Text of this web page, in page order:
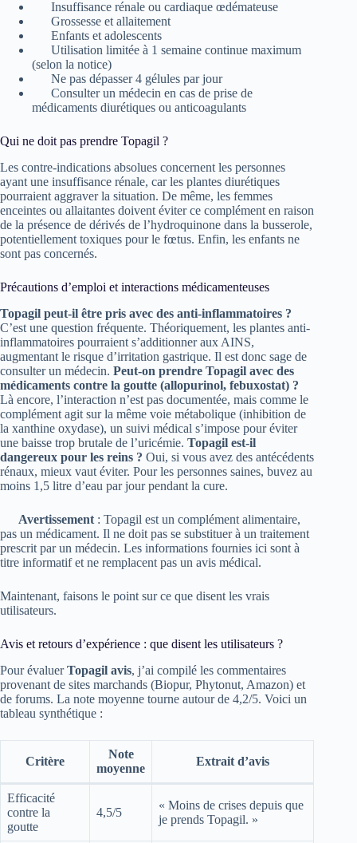
Insuffisance rénale ou cardiaque œdémateuse
Grossesse et allaitement
Enfants et adolescents
Utilisation limitée à 1 semaine continue maximum
(selon la notice)
Ne pas dépasser 4 gélules par jour
Consulter un médecin en cas de prise de
médicaments diurétiques ou anticoagulants
Qui ne doit pas prendre Topagil ?
Les contre-indications absolues concernent les personnes
ayant une insuffisance rénale, car les plantes diurétiques
pourraient aggraver la situation. De même, les femmes
enceintes ou allaitantes doivent éviter ce complément en raison
de la présence de dérivés de l’hydroquinone dans la busserole,
potentiellement toxiques pour le fœtus. Enfin, les enfants ne
sont pas concernés.
Précautions d’emploi et interactions médicamenteuses
Topagil peut-il être pris avec des anti-inflammatoires ?
C’est une question fréquente. Théoriquement, les plantes anti-
inflammatoires pourraient s’additionner aux AINS,
augmentant le risque d’irritation gastrique. Il est donc sage de
consulter un médecin. Peut-on prendre Topagil avec des
médicaments contre la goutte (allopurinol, febuxostat) ?
Là encore, l’interaction n’est pas documentée, mais comme le
complément agit sur la même voie métabolique (inhibition de
la xanthine oxydase), un suivi médical s’impose pour éviter
une baisse trop brutale de l’uricémie. Topagil est-il
dangereux pour les reins ? Oui, si vous avez des antécédents
rénaux, mieux vaut éviter. Pour les personnes saines, buvez au
moins 1,5 litre d’eau par jour pendant la cure.
Avertissement : Topagil est un complément alimentaire,
pas un médicament. Il ne doit pas se substituer à un traitement
prescrit par un médecin. Les informations fournies ici sont à
titre informatif et ne remplacent pas un avis médical.
Maintenant, faisons le point sur ce que disent les vrais
utilisateurs.
Avis et retours d’expérience : que disent les utilisateurs ?
Pour évaluerTopagil avis, j’ai compilé les commentaires
provenant de sites marchands (Biopur, Phytonut, Amazon) et
de forums. La note moyenne tourne autour de 4,2/5. Voici un
tableau synthétique :
Critère
Note
moyenne
Extrait d’avis
Efficacité
contre la
goutte
4,5/5
« Moins de crises depuis que
je prends Topagil. »